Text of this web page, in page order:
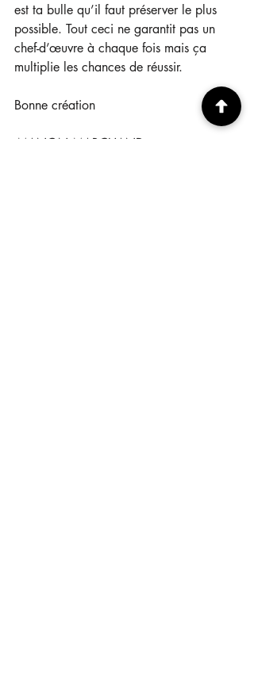
est ta bulle qu’il faut préserver le plus
possible. Tout ceci ne garantit pas un
chef-d’œuvre à chaque fois mais ça
multiplie les chances de réussir.
Bonne création
MANON MARCHAND